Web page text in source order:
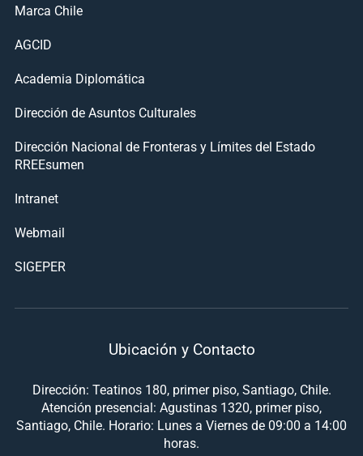
Marca Chile
AGCID
Academia Diplomática
Dirección de Asuntos Culturales
Dirección Nacional de Fronteras y Límites del Estado
RREEsumen
Intranet
Webmail
SIGEPER
Ubicación y Contacto
Dirección: Teatinos 180, primer piso, Santiago, Chile.
Atención presencial: Agustinas 1320, primer piso,
Santiago, Chile. Horario: Lunes a Viernes de 09:00 a 14:00
horas.